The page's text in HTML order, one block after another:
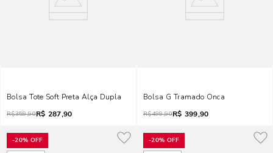
Bolsa Tote Soft Preta Alça Dupla
R$359,90R$ 287,90
Bolsa G Tramado Onca
R$499,90R$ 399,90
-20% OFF -20% OFF